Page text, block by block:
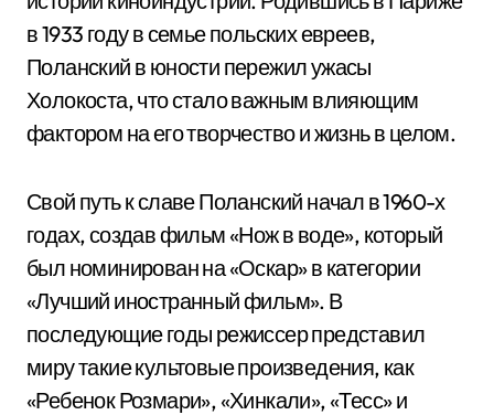
в 1933 году в семье польских евреев,
Поланский в юности пережил ужасы
Холокоста, что стало важным влияющим
фактором на его творчество и жизнь в целом.
Свой путь к славе Поланский начал в 1960-х
годах, создав фильм «Нож в воде», который
был номинирован на «Оскар» в категории
«Лучший иностранный фильм». В
последующие годы режиссер представил
миру такие культовые произведения, как
«Ребенок Розмари», «Хинкали», «Тесс» и